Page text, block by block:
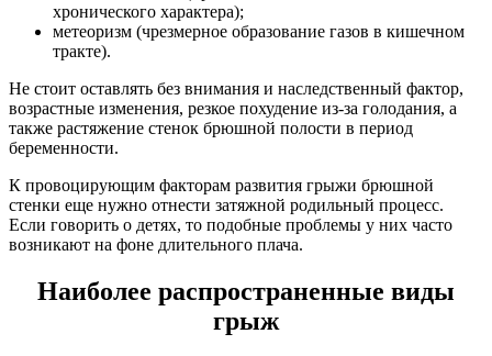
хронического характера);
метеоризм (чрезмерное образование газов в кишечном
тракте).
Не стоит оставлять без внимания и наследственный фактор,
возрастные изменения, резкое похудение из-за голодания, а
также растяжение стенок брюшной полости в период
беременности.
К провоцирующим факторам развития грыжи брюшной
стенки еще нужно отнести затяжной родильный процесс.
Если говорить о детях, то подобные проблемы у них часто
возникают на фоне длительного плача.
Наиболее распространенные виды
грыж